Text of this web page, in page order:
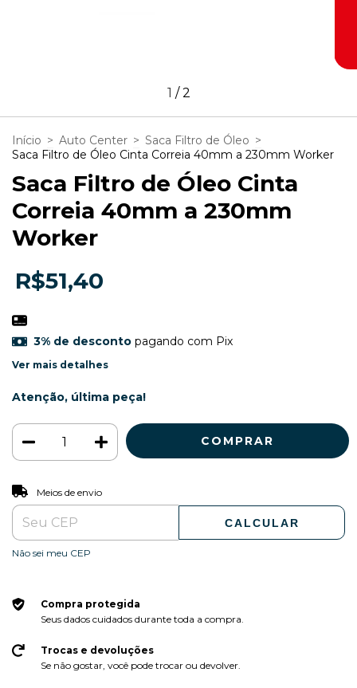
1 /2
Início > Auto Center > Saca Filtro de Óleo >
Saca Filtro de Óleo Cinta Correia 40mm a 230mm Worker
Saca Filtro de Óleo Cinta
Correia 40mm a 230mm
Worker
R$51,40
3% de descontopagando com Pix
Ver mais detalhes
Atenção, última peça!
Entregas para o CEP:
Meios de envio
CALCULAR
Não sei meu CEP
Compra protegida
Seus dados cuidados durante toda a compra.
Trocas e devoluções
Se não gostar, você pode trocar ou devolver.